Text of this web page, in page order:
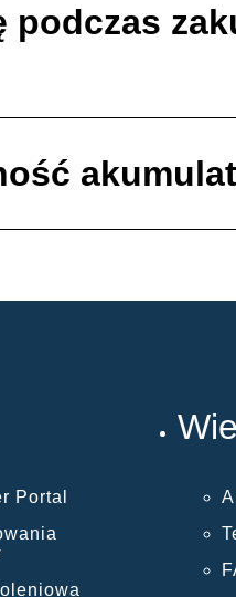
podczas
Portal